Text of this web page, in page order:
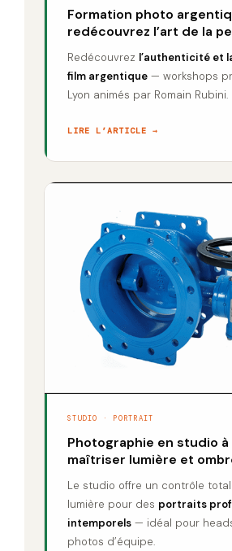
Formation photo
redécouvrez l’art de la
Redécouvrez l’authenticité et
film argentique — workshops
Lyon animés par Romain Rubini.
LIRE L’ARTICLE →
STUDIO · PORTRAIT
Photographie en studio à
maîtriser lumière et
Le studio offre un contrôle
lumière pour des portraits
intemporels — idéal pour
photos d’équipe.